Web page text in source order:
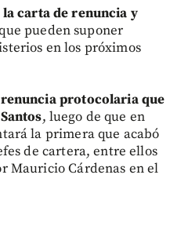
carta de renuncia y
pueden suponer
en los próximos
renuncia protocolaria que
, luego de que en
la primera que acabó
de cartera, entre ellos
Mauricio Cárdenas en el